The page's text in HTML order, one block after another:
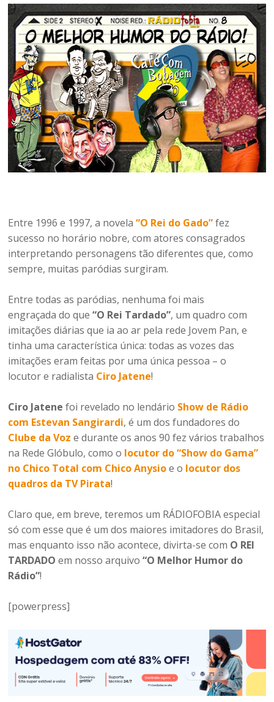
Entre 1996 e 1997, a novela“O Rei do Gado”fez
sucesso no horário nobre, com atores consagrados
interpretando personagens tão diferentes que, como
sempre, muitas paródias surgiram.
Entre todas as paródias, nenhuma foi mais
engraçada do que“O Rei Tardado”, um quadro com
imitações diárias que ia ao ar pela rede Jovem Pan, e
tinha uma característica única: todas as vozes das
imitações eram feitas por uma única pessoa – o
locutor e radialista Ciro Jatene!
Ciro Jatene foi revelado no lendário Show de Rádio
com Estevan Sangirardi, é um dos fundadores do
Clube da Voz e durante os anos 90 fez vários trabalhos
na Rede Glóbulo, como o locutor do “Show do Gama”
no Chico Total com Chico Anysioe o locutor dos
quadros da TV Pirata!
Claro que, em breve, teremos um RÁDIOFOBIA especial
só com esse que é um dos maiores imitadores do Brasil,
mas enquanto isso não acontece, divirta-se com O REI
TARDADO em nosso arquivo“O Melhor Humor do
Rádio”!
[powerpress]